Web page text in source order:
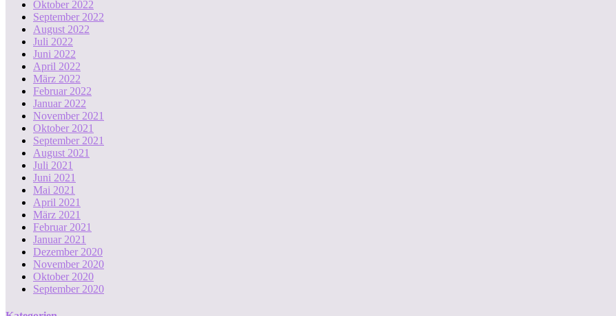
Oktober 2022
September 2022
August 2022
Juli 2022
Juni 2022
April 2022
März 2022
Februar 2022
Januar 2022
November 2021
Oktober 2021
September 2021
August 2021
Juli 2021
Juni 2021
Mai 2021
April 2021
März 2021
Februar 2021
Januar 2021
Dezember 2020
November 2020
Oktober 2020
September 2020